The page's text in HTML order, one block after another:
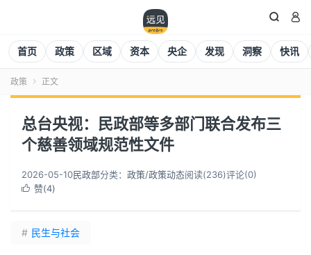
 
首页 政策 区域 资本 央企 发现 洞察 快讯
政策  正文
总台央视：民政部等多部门联合发布三
个慈善领域规范性文件
2026-05-10民政部分类： 政策/政策动态阅读(236)评论(0)
 赞(4)
# 民生与社会